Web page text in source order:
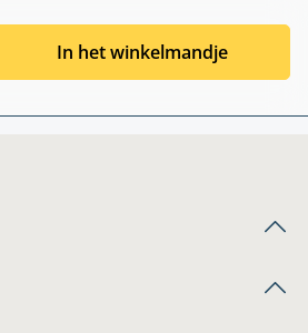
In het winkelmandje